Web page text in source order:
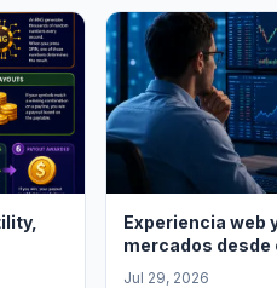
Experiencia web
mercados desde
Jul 29, 2026